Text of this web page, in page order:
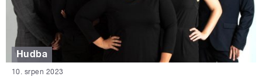
Hudba
10. srpen 2023